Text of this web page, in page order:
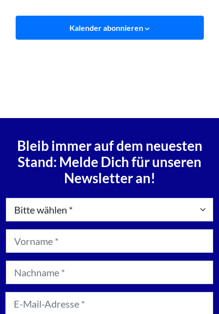
Kalender abonnieren
Bleib immer auf dem neuesten
Stand: Melde Dich für unseren
Newsletter an!